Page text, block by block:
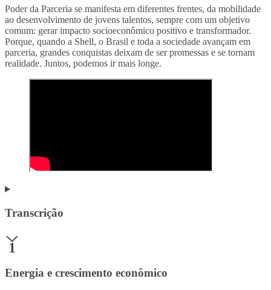
Poder da Parceria se manifesta em diferentes frentes, da mobilidade
ao desenvolvimento de jovens talentos, sempre com um objetivo
comum: gerar impacto socioeconômico positivo e transformador.
Porque, quando a Shell, o Brasil e toda a sociedade avançam em
parceria, grandes conquistas deixam de ser promessas e se tornam
realidade. Juntos, podemos ir mais longe.
Transcrição
1
Energia e crescimento econômico